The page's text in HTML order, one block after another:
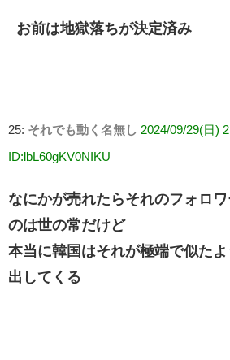
お前は地獄落ちが決定済み
25: それでも動く名無し 2024/09/29(日)
ID:lbL60gKV0NIKU
なにかが売れたらそれのフォロ
のは世の常だけど
本当に韓国はそれが極端で似た
出してくる